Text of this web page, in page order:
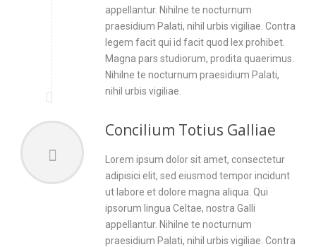
appellantur. Nihilne te nocturnum
praesidium Palati, nihil urbis vigiliae. Contra
legem facit qui id facit quod lex prohibet.
Magna pars studiorum, prodita quaerimus.
Nihilne te nocturnum praesidium Palati,
nihil urbis vigiliae.
Concilium Totius Galliae
Lorem ipsum dolor sit amet, consectetur
adipisici elit, sed eiusmod tempor incidunt
ut labore et dolore magna aliqua. Qui
ipsorum lingua Celtae, nostra Galli
appellantur. Nihilne te nocturnum
praesidium Palati, nihil urbis vigiliae. Contra